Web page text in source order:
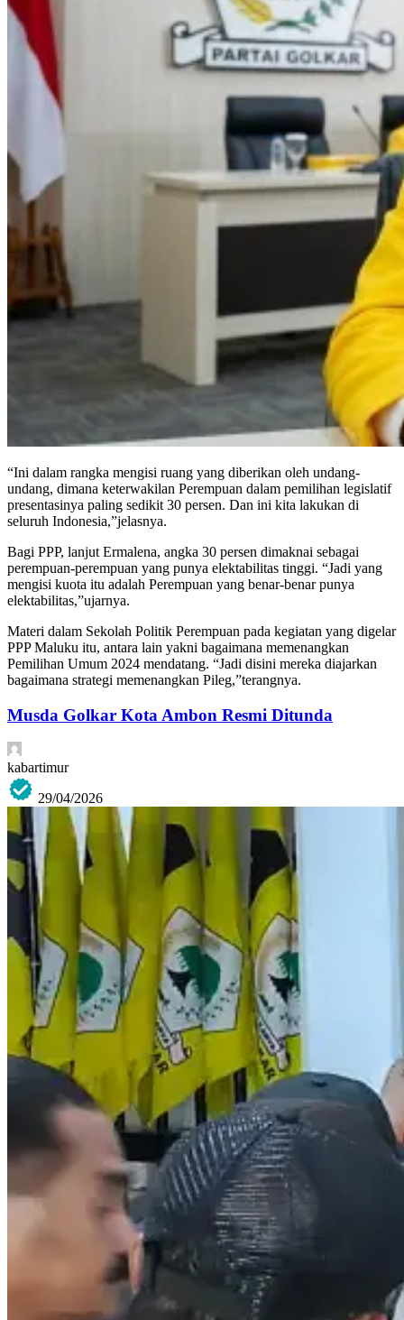
“Ini dalam rangka mengisi ruang yang diberikan oleh undang-
undang, dimana keterwakilan Perempuan dalam pemilihan legislatif
presentasinya paling sedikit 30 persen. Dan ini kita lakukan di
seluruh Indonesia,”jelasnya.
Bagi PPP, lanjut Ermalena, angka 30 persen dimaknai sebagai
perempuan-perempuan yang punya elektabilitas tinggi. “Jadi yang
mengisi kuota itu adalah Perempuan yang benar-benar punya
elektabilitas,”ujarnya.
Materi dalam Sekolah Politik Perempuan pada kegiatan yang digelar
PPP Maluku itu, antara lain yakni bagaimana memenangkan
Pemilihan Umum 2024 mendatang. “Jadi disini mereka diajarkan
bagaimana strategi memenangkan Pileg,”terangnya.
Musda Golkar Kota Ambon Resmi Ditunda
kabartimur
29/04/2026